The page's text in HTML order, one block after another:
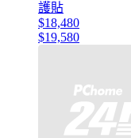
護貼
$18,480
$19,580